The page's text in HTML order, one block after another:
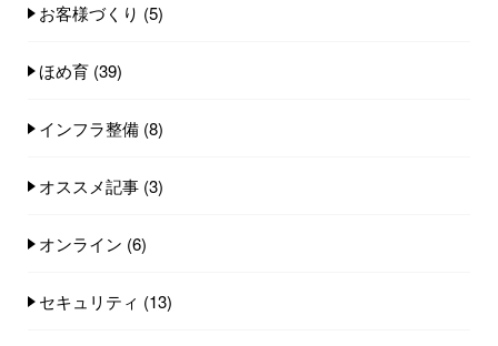
お客様づくり (5)
ほめ育 (39)
インフラ整備 (8)
オススメ記事 (3)
オンライン (6)
セキュリティ (13)